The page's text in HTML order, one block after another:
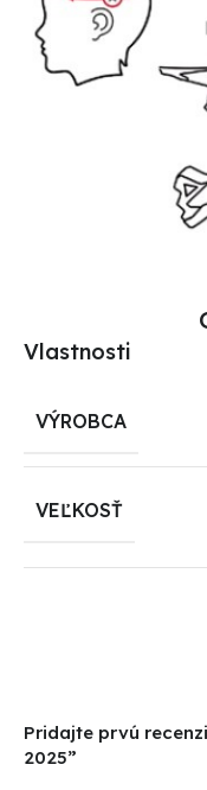
Vlastnosti
VÝROBCA
VEĽKOSŤ
Pridajte prvú
2025”